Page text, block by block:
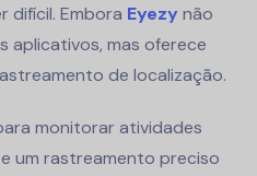
difícil. Embora Eyezy não
aplicativos, mas oferece
de localização.
monitorar atividades
um rastreamento preciso